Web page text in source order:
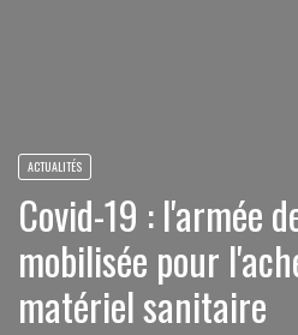
ACTUALITÉS
Covid-19 : l'armée
mobilisée pour
matériel sanitaire